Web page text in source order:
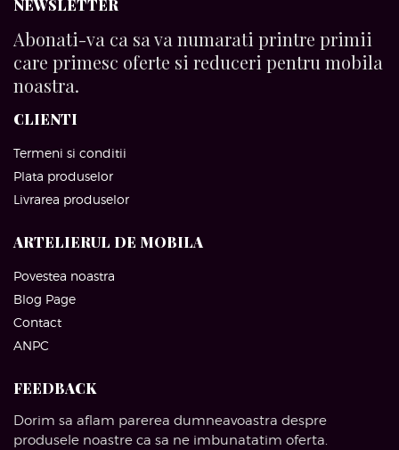
NEWSLETTER
Abonati-va ca sa va numarati printre primii
care primesc oferte si reduceri pentru mobila
noastra.
CLIENTI
Termeni si conditii
Plata produselor
Livrarea produselor
ARTELIERUL DE MOBILA
Povestea noastra
Blog Page
Contact
ANPC
FEEDBACK
Dorim sa aflam parerea dumneavoastra despre
produsele noastre ca sa ne imbunatatim oferta.